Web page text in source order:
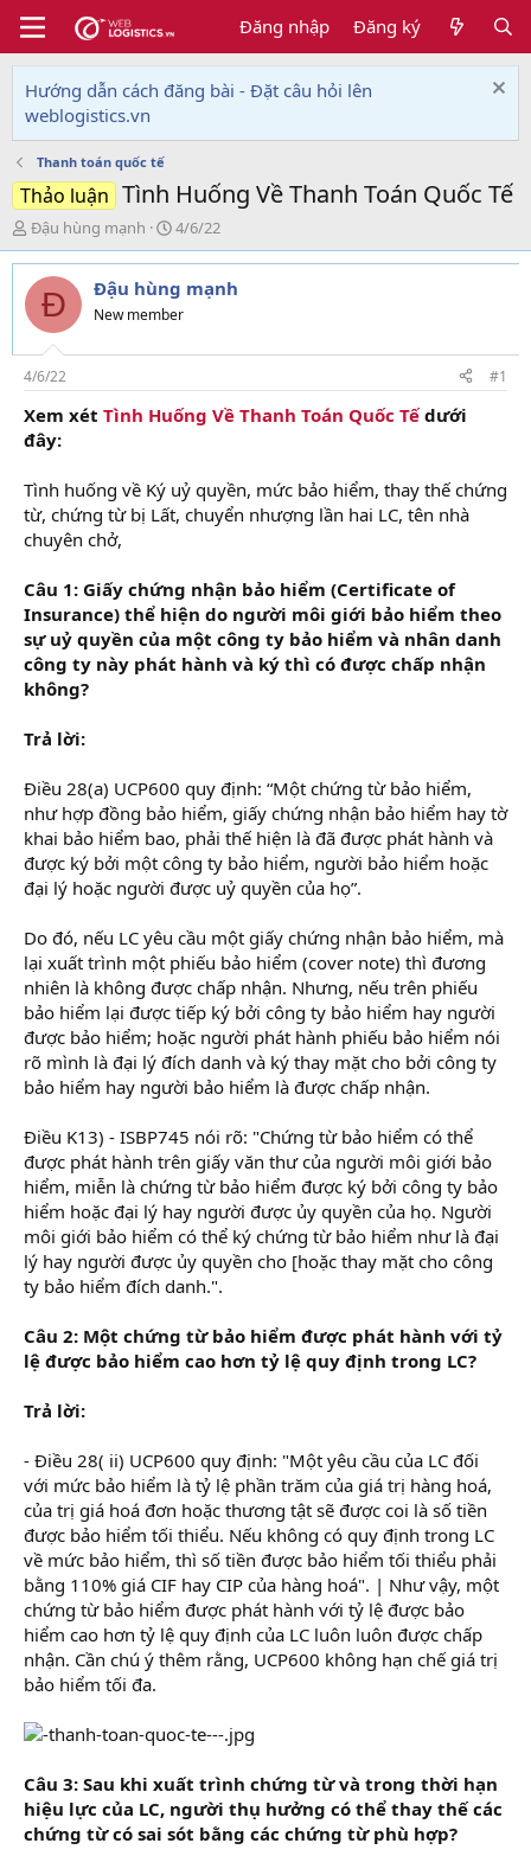
Đăng nhập Đăng ký
Hướng dẫn cách đăng bài - Đặt câu hỏi lên
weblogistics.vn
Thanh toán quốc tế
Thảo luận Tình Huống Về Thanh Toán Quốc Tế
T
h
r
e
d
s
t
a
r
t
r
Đậu hùng mạnh
N
g
à
y
g
i
4/6/22
Đ Đậu hùng mạnh
New member
4/6/22 #1
Xem xét Tình Huống Về Thanh Toán Quốc Tếdưới
đây:
Tình huống về Ký uỷ quyền, mức bảo hiểm, thay thế chứng
từ, chứng từ bị Lất, chuyển nhượng lần hai LC, tên nhà
chuyên chở,
Câu 1: Giấy chứng nhận bảo hiểm (Certificate of
Insurance) thể hiện do người môi giới bảo hiểm theo
sự uỷ quyền của một công ty bảo hiểm và nhân danh
công ty này phát hành và ký thì có được chấp nhận
không?
Trả lời:
Điều 28(a) UCP600 quy định: “Một chứng từ bảo hiểm,
như hợp đồng bảo hiểm, giấy chứng nhận bảo hiểm hay tờ
khai bảo hiểm bao, phải thế hiện là đã được phát hành và
được ký bởi một công ty bảo hiểm, người bảo hiểm hoặc
đại lý hoặc người được uỷ quyền của họ”.
Do đó, nếu LC yêu cầu một giấy chứng nhận bảo hiểm, mà
lại xuất trình một phiếu bảo hiểm (cover note) thì đương
nhiên là không được chấp nhận. Nhưng, nếu trên phiếu
bảo hiểm lại được tiếp ký bởi công ty bảo hiểm hay người
được bảo hiểm; hoặc người phát hành phiếu bảo hiểm nói
rõ mình là đại lý đích danh và ký thay mặt cho bởi công ty
bảo hiểm hay người bảo hiểm là được chấp nhận.
Điều K13) - ISBP745 nói rõ: "Chứng từ bảo hiểm có thể
được phát hành trên giấy văn thư của người môi giới bảo
hiểm, miễn là chứng từ bảo hiểm được ký bởi công ty bảo
hiểm hoặc đại lý hay người được ủy quyền của họ. Người
môi giới bảo hiểm có thể ký chứng từ bảo hiểm như là đại
lý hay người được ủy quyền cho [hoặc thay mặt cho công
ty bảo hiểm đích danh.".
Câu 2: Một chứng từ bảo hiểm được phát hành với tỷ
lệ được bảo hiểm cao hơn tỷ lệ quy định trong LC?
Trả lời:
- Điều 28( ii) UCP600 quy định: "Một yêu cầu của LC đối
với mức bảo hiểm là tỷ lệ phần trăm của giá trị hàng hoá,
của trị giá hoá đơn hoặc thương tật sẽ được coi là số tiền
được bảo hiểm tối thiểu. Nếu không có quy định trong LC
về mức bảo hiểm, thì số tiền được bảo hiểm tối thiểu phải
bằng 110% giá CIF hay CIP của hàng hoá". | Như vậy, một
chứng từ bảo hiểm được phát hành với tỷ lệ được bảo
hiểm cao hơn tỷ lệ quy định của LC luôn luôn được chấp
nhận. Cần chú ý thêm rằng, UCP600 không hạn chế giá trị
bảo hiểm tối đa.
Câu 3: Sau khi xuất trình chứng từ và trong thời hạn
hiệu lực của LC, người thụ hưởng có thể thay thế các
chứng từ có sai sót bằng các chứng từ phù hợp?